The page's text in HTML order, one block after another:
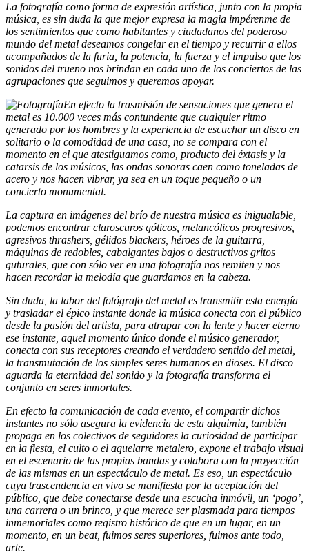
La fotografía como forma de expresión artística, junto con la propia
música, es sin duda la que mejor expresa la magia impérenme de
los sentimientos que como habitantes y ciudadanos del poderoso
mundo del metal deseamos congelar en el tiempo y recurrir a ellos
acompañados de la furia, la potencia, la fuerza y el impulso que los
sonidos del trueno nos brindan en cada uno de los conciertos de las
agrupaciones que seguimos y queremos apoyar.
En efecto la trasmisión de sensaciones que genera el
metal es 10.000 veces más contundente que cualquier ritmo
generado por los hombres y la experiencia de escuchar un disco en
solitario o la comodidad de una casa, no se compara con el
momento en el que atestiguamos como, producto del éxtasis y la
catarsis de los músicos, las ondas sonoras caen como toneladas de
acero y nos hacen vibrar, ya sea en un toque pequeño o un
concierto monumental.
La captura en imágenes del brío de nuestra música es inigualable,
podemos encontrar claroscuros góticos, melancólicos progresivos,
agresivos thrashers, gélidos blackers, héroes de la guitarra,
máquinas de redobles, cabalgantes bajos o destructivos gritos
guturales, que con sólo ver en una fotografía nos remiten y nos
hacen recordar la melodía que guardamos en la cabeza.
Sin duda, la labor del fotógrafo del metal es transmitir esta energía
y trasladar el épico instante donde la música conecta con el público
desde la pasión del artista, para atrapar con la lente y hacer eterno
ese instante, aquel momento único donde el músico generador,
conecta con sus receptores creando el verdadero sentido del metal,
la transmutación de los simples seres humanos en dioses. El disco
aguarda la eternidad del sonido y la fotografía transforma el
conjunto en seres inmortales.
En efecto la comunicación de cada evento, el compartir dichos
instantes no sólo asegura la evidencia de esta alquimia, también
propaga en los colectivos de seguidores la curiosidad de participar
en la fiesta, el culto o el aquelarre metalero, expone el trabajo visual
en el escenario de las propias bandas y colabora con la proyección
de las mismas en un espectáculo de metal. Es eso, un espectáculo
cuya trascendencia en vivo se manifiesta por la aceptación del
público, que debe conectarse desde una escucha inmóvil, un ‘pogo’,
una carrera o un brinco, y que merece ser plasmada para tiempos
inmemoriales como registro histórico de que en un lugar, en un
momento, en un beat, fuimos seres superiores, fuimos ante todo,
arte.